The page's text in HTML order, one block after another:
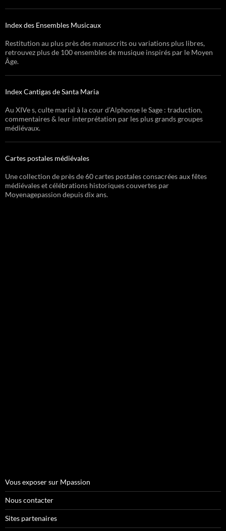
Index des Ensembles Musicaux
Restitution au plus près des manuscrits ou variations plus libres,
retrouvez plus de 100 ensembles de musique inspirés par le Moyen
Âge.
Index Cantigas de Santa Maria
Au XIVe s, culte marial à la cour d’Alphonse le Sage : traduction,
commentaires & leur interprétation par les plus grands groupes
médiévaux.
Cartes postales médiévales
Une collection de près de 60 cartes postales consacrées aux fêtes
médiévales et célébrations historiques couvertes par
Moyenagepassion depuis dix ans.
Vous exposer sur Mpassion
Nous contacter
Sites partenaires